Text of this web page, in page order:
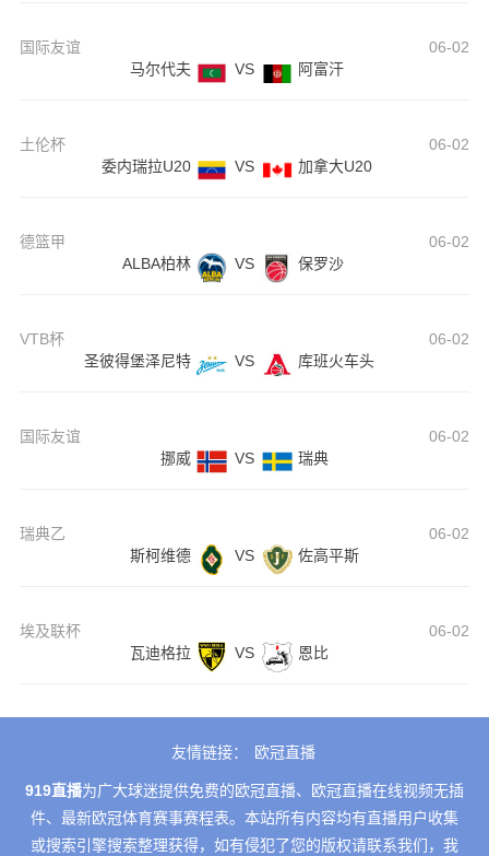
国际友谊
06-02
马尔代夫
VS 阿富汗
土伦杯
06-02
委内瑞拉U20
VS 加拿大U20
德篮甲
06-02
ALBA柏林
VS 保罗沙
VTB杯
06-02
圣彼得堡泽尼特
VS 库班火车头
国际友谊
06-02
挪威
VS 瑞典
瑞典乙
06-02
斯柯维德
VS 佐高平斯
埃及联杯
06-02
瓦迪格拉
VS 恩比
友情链接： 欧冠直播
919直播为广大球迷提供免费的欧冠直播、欧冠直播在线视频无插
件、最新欧冠体育赛事赛程表。本站所有内容均有直播用户收集
或搜索引擎搜索整理获得，如有侵犯了您的版权请联系我们，我